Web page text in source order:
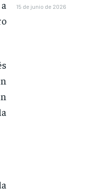
15 de junio de 2026